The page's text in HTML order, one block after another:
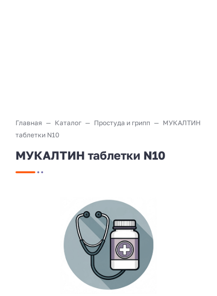
Главная Каталог Простуда и грипп
МУКАЛТИН
таблетки N10
МУКАЛТИН таблетки N10